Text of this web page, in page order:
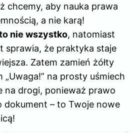
chcemy, aby nauka prawa
a nie karą!
nie wszystko, natomiast
sprawia, że praktyka staje
Zatem zamień żółty
na prosty uśmiech
na drogi, ponieważ prawo
dokument – to Twoje nowe